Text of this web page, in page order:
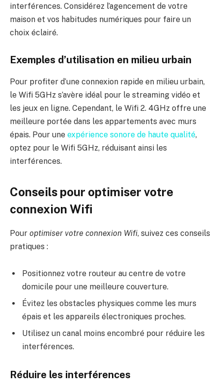
interférences. Considérez l’agencement de votre
maison et vos habitudes numériques pour faire un
choix éclairé.
Exemples d’utilisation en milieu urbain
Pour profiter d’une connexion rapide en milieu urbain,
le Wifi 5GHz s’avère idéal pour le streaming vidéo et
les jeux en ligne. Cependant, le Wifi 2. 4GHz offre une
meilleure portée dans les appartements avec murs
épais. Pour une expérience sonore de haute qualité,
optez pour le Wifi 5GHz, réduisant ainsi les
interférences.
Conseils pour optimiser votre
connexion Wifi
Pour optimiser votre connexion Wifi, suivez ces conseils
pratiques :
Positionnez votre routeur au centre de votre
domicile pour une meilleure couverture.
Évitez les obstacles physiques comme les murs
épais et les appareils électroniques proches.
Utilisez un canal moins encombré pour réduire les
interférences.
Réduire les interférences